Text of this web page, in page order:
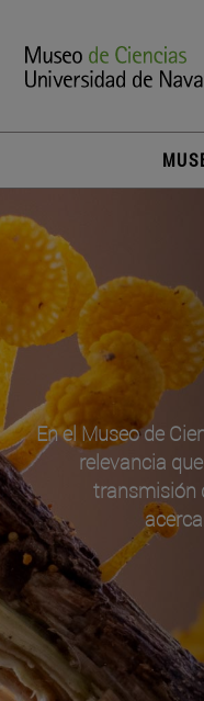
En el Museo de
relevancia
transmisión